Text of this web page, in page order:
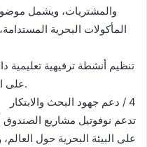
والمشتريات، ويشمل
المأكولات البحرية
على التفاعل الإيجابي مع قضايا المحيطات.
4 / دعم جهود البحث والابتكار
تدعم نوفوتيل مشاريع الصندوق
على البيئة البحرية حول